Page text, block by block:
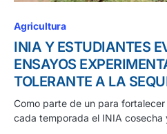
Agricultura
INIA Y ESTUDIANTES
ENSAYOS
TOLERANTE A LA
Como parte de un para
cada temporada el INIA